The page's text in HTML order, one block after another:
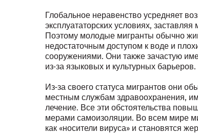
Глобальное неравенство усредняет
эксплуататорских условиях,
Поэтому молодые мигранты обычно
недостаточным доступом к воде и
сооружениями. Они также зачастую
из-за языковых и культурных барьеров.
Из-за своего статуса мигрантов они
местным службам здравоохранения,
лечение. Все эти обстоятельства
мерами самоизоляции. Во всем мире
как «носители вируса» и становятся